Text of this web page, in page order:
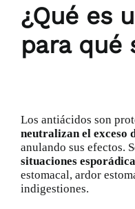
¿Qué es
para qué
Los antiácidos son
neutralizan el exceso
anulando sus efectos.
situaciones
estomacal, ardor
indigestiones.